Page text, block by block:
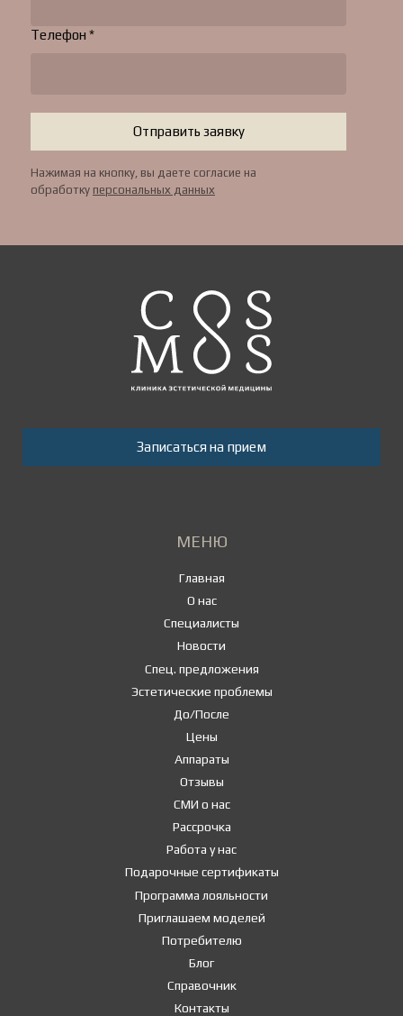
Телефон *
Отправить заявку
Нажимая на кнопку, вы даете согласие на
обработку персональных данных
Записаться на прием
МЕНЮ
Главная
О нас
Специалисты
Новости
Спец. предложения
Эстетические проблемы
До/После
Цены
Аппараты
Отзывы
СМИ о нас
Рассрочка
Работа у нас
Подарочные сертификаты
Программа лояльности
Приглашаем моделей
Потребителю
Блог
Справочник
Контакты